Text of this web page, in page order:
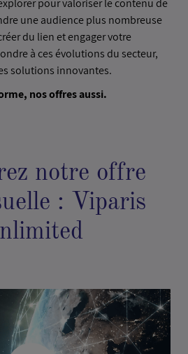
pour valoriser le contenu de
une audience plus nombreuse
du lien et engager votre
à ces évolutions du secteur,
solutions innovantes.
nos offres aussi.
notre offre
: Viparis